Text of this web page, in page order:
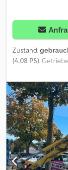
Zustand:
(4,08 PS),
Fahrerkabine:
Dieselmotor!
Zwischenverkauf
Ankjr - .